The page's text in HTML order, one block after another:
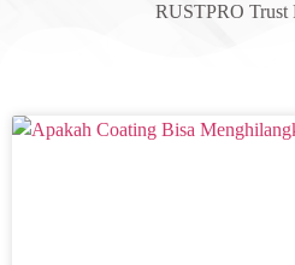
RUSTPRO Trust